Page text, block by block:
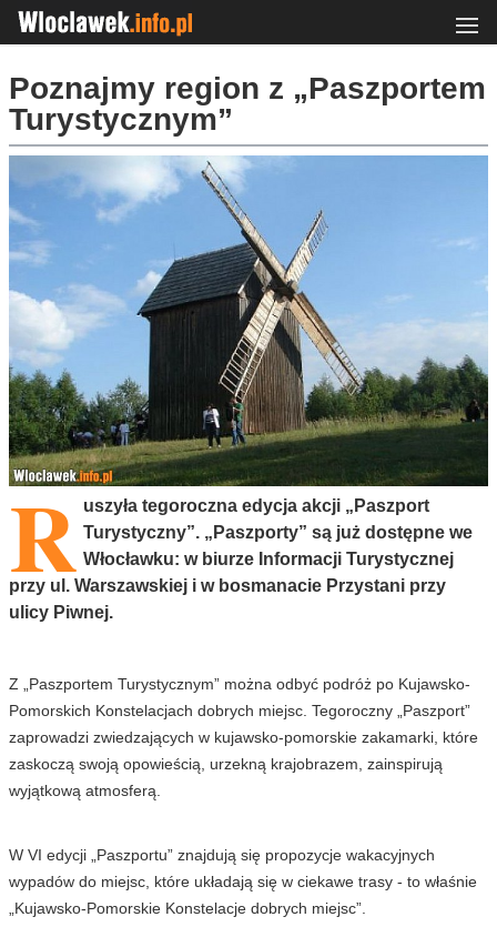
Poznajmy region z „Paszportem
Turystycznym”
R uszyła tegoroczna edycja akcji „Paszport
Turystyczny”. „Paszporty” są już dostępne we
Włocławku: w biurze Informacji Turystycznej
przy ul. Warszawskiej i w bosmanacie Przystani przy
ulicy Piwnej.
Z „Paszportem Turystycznym” można odbyć podróż po Kujawsko-
Pomorskich Konstelacjach dobrych miejsc. Tegoroczny „Paszport”
zaprowadzi zwiedzających w kujawsko-pomorskie zakamarki, które
zaskoczą swoją opowieścią, urzekną krajobrazem, zainspirują
wyjątkową atmosferą.
W VI edycji „Paszportu” znajdują się propozycje wakacyjnych
wypadów do miejsc, które układają się w ciekawe trasy - to właśnie
„Kujawsko-Pomorskie Konstelacje dobrych miejsc”.